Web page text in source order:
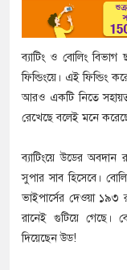
ব্যাটিং ও বোলিং
ফিল্ডিংয়ে। এই ফিল্ডিং
আরও একটি নিতে
রেখেছে বলেই মনে
ব্যাটিংয়ে উডের
সুপার সাব হিসেবে।
ভাইপার্সের দেওয়া ১৯৩
রানেই গুটিয়ে গেছে।
দিয়েছেন উড!